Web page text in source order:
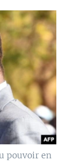
pouvoir en